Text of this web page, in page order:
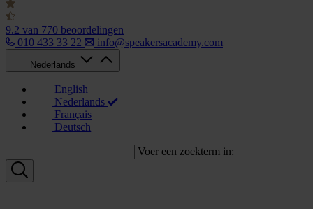
9.2 van 770 beoordelingen
010 433 33 22
info@speakersacademy.com
Nederlands
English
Nederlands
Français
Deutsch
Voer een zoekterm in: